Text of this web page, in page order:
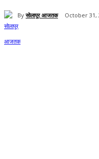
By सोलापूर आजतक October 31,